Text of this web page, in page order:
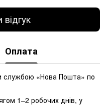
Оплата
службою «Нова Пошта» по
1–2 робочих днів, у